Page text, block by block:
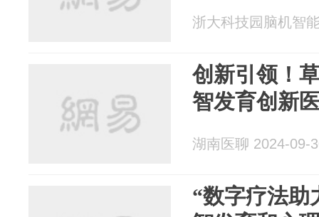
浙大科技园脑机智
创新引领！
智发育创新
湖南医聊 2024-09-
“数字疗法助